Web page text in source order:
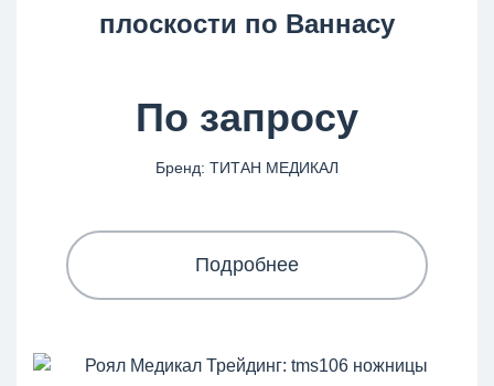
плоскости по Ваннасу
По запросу
Бренд: ТИТАН МЕДИКАЛ
Подробнее